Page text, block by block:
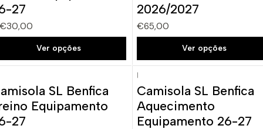
27
€30,00
Ver opções
2026/2027
€65,00
Ver opções
SL Benfica
Equipamento
27
|
Camisola SL Benfica
Aquecimento
Equipamento 26-27